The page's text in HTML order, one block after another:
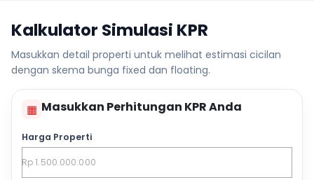
Kalkulator Simulasi KPR
Masukkan detail properti untuk melihat estimasi cicilan
dengan skema bunga fixed dan floating.
▦ Masukkan Perhitungan KPR Anda
Harga Properti